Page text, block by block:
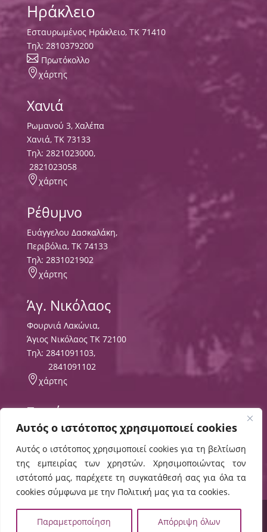
Αυτός ο ιστότοπος χρησιμοποιεί cookies
Αυτός ο ιστότοπος χρησιμοποιεί cookies για τη βελτίωση
της εμπειρίας των χρηστών. Χρησιμοποιώντας τον
ιστότοπό μας, παρέχετε τη συγκατάθεσή σας για όλα τα
cookies σύμφωνα με την Πολιτική μας για τα cookies.
Παραμετροποίηση Απόρριψη όλων
Ηράκλειο
Εσταυρωμένος Ηράκλειο, ΤΚ 71410
Τηλ: 2810379200
 Πρωτόκολλο
χάρτης
Χανιά
Ρωμανού 3, Χαλέπα
Χανιά, ΤΚ 73133
Τηλ: 2821023000,
2821023058
χάρτης
Ρέθυμνο
Ευάγγελου Δασκαλάκη,
Περιβόλια, ΤΚ 74133
Tηλ: 2831021902
χάρτης
Άγ. Νικόλαος
Φουρνιά Λακώνια,
Άγιος Νικόλαος ΤΚ 72100
Τηλ: 2841091103,
2841091102
χάρτης
Σητεία
Περιοχή Τρυπητός
ΤΘ 8556 ΤΚ 72300,
Τηλ:2843029497
 χάρτης
© 2024 ΕΛΜΕΠΑ |Πολιτική Cookies,Όροι Χρήσης
Δήλωση Προσβασιμότητας